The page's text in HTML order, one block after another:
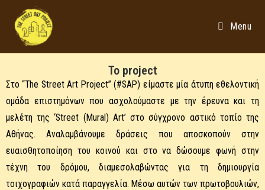
Menu
Το project
Στο “The Street Art Project” (#SAP) είμαστε μία άτυπη εθελοντική
ομάδα επιστημόνων που ασχολούμαστε με την έρευνα και τη
μελέτη της ‘Street (Mural) Art’ στο σύγχρονο αστικό τοπίο της
Αθήνας. Αναλαμβάνουμε δράσεις που αποσκοπούν στην
ευαισθητοποίηση του κοινού και στο να δώσουμε φωνή στην
τέχνη του δρόμου, διαμεσολαβώντας για τη δημιουργία
τοιχογραφιών κατά παραγγελία. Μέσω αυτών των πρωτοβουλιών,